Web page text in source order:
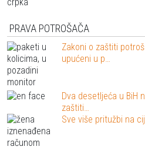
PRAVA POTROŠAČA
Zakoni o zaštiti
upućeni u p…
Dva desetljeća u BiH
zaštiti…
Sve više pritužbi na